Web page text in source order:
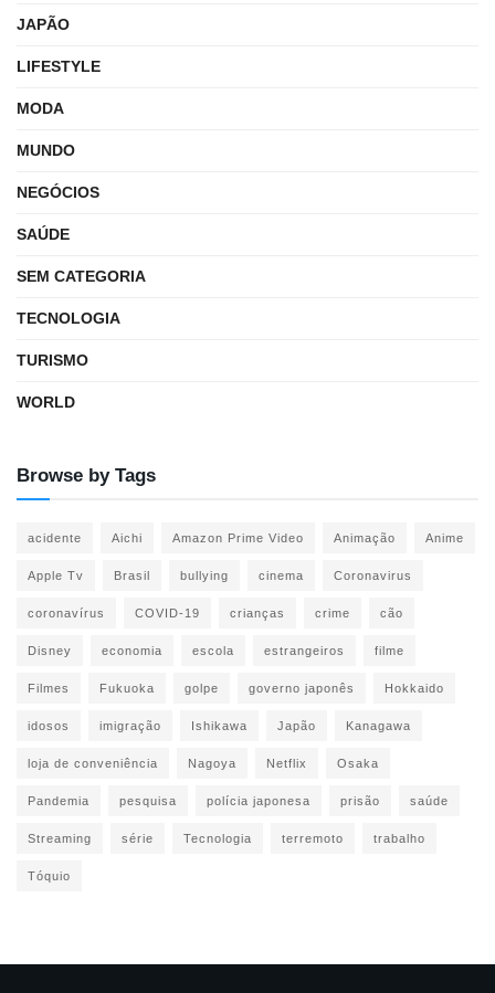
JAPÃO
LIFESTYLE
MODA
MUNDO
NEGÓCIOS
SAÚDE
SEM CATEGORIA
TECNOLOGIA
TURISMO
WORLD
Browse by Tags
acidente Aichi Amazon Prime Video Animação Anime
Apple Tv Brasil bullying cinema Coronavirus
coronavírus COVID-19 crianças crime cão
Disney economia escola estrangeiros filme
Filmes Fukuoka golpe governo japonês Hokkaido
idosos imigração Ishikawa Japão Kanagawa
loja de conveniência Nagoya Netflix Osaka
Pandemia pesquisa polícia japonesa prisão saúde
Streaming série Tecnologia terremoto trabalho
Tóquio